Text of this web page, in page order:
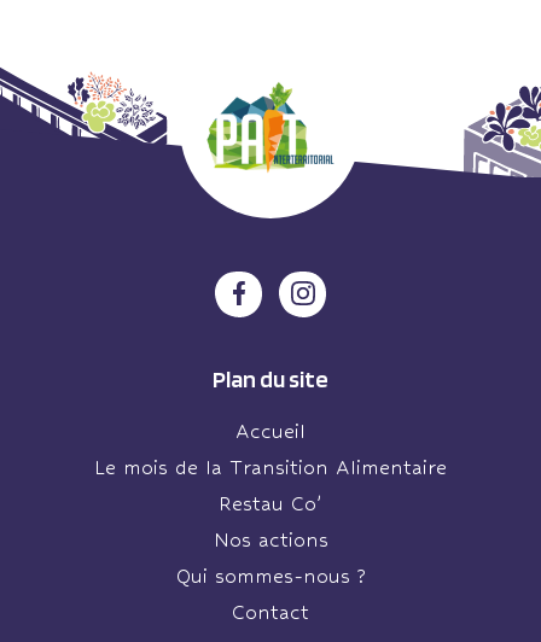
Plan du site
Accueil
Le mois de la Transition Alimentaire
Restau Co’
Nos actions
Qui sommes-nous ?
Contact